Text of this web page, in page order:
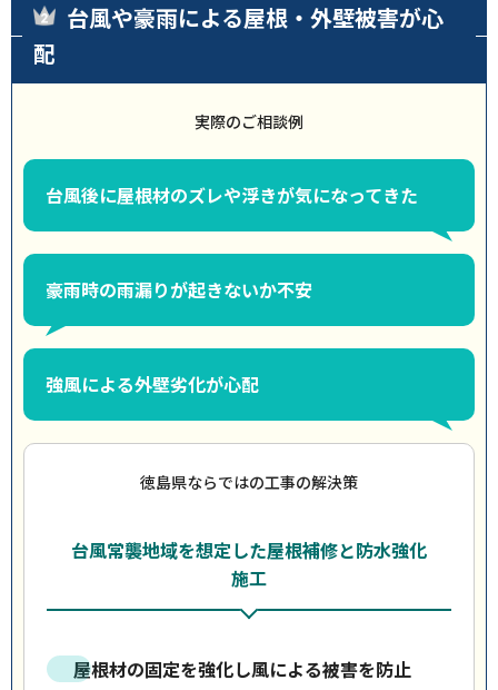
台風や豪雨による屋根・外壁被害が心
配
実際のご相談例
台風後に屋根材のズレや浮きが気になってきた
豪雨時の雨漏りが起きないか不安
強風による外壁劣化が心配
徳島県ならではの工事の解決策
台風常襲地域を想定した屋根補修と防水強化
施工
屋根材の固定を強化し風による被害を防止